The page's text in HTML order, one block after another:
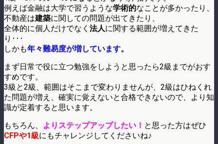
例えば金融は大学で習うような学術的なことが多かったり、
不動産は建築に関しての問題が出てきたり、
全体的に個人だけでなく 法人に関する範囲が増えてきた
り･･･
しかも年々難易度が増しています。
まず日常で役に立つ勉強をしようと思ったら2級までがおす
すめです。
3級と2級、範囲はそこまで変わりませんが、2級はひねくれ
た問題が増え、確実に覚えないと合格できないので、より知
識が定着すると思います。
もちろん、
よりステップアップしたい！ と思った方はぜひ
CFPや1級にもチャレンジしてくださいね♪